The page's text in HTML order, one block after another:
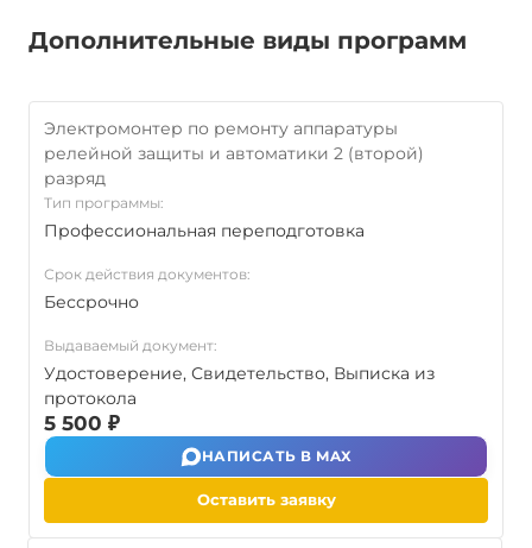
Дополнительные виды программ
Электромонтер по ремонту аппаратуры
релейной защиты и автоматики 2 (второй)
разряд
Тип программы:
Профессиональная переподготовка
Срок действия документов:
Бессрочно
Выдаваемый документ:
Удостоверение, Свидетельство, Выписка из
протокола
5 500 ₽
НАПИСАТЬ В MAX
Оставить заявку